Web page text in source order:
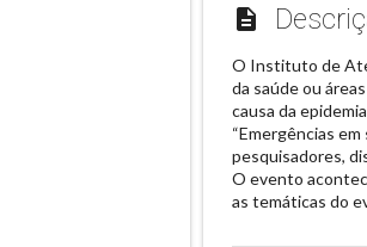
description
O Instituto de
da saúde ou
causa da
“Emergências
pesquisadores,
O evento
as temáticas do